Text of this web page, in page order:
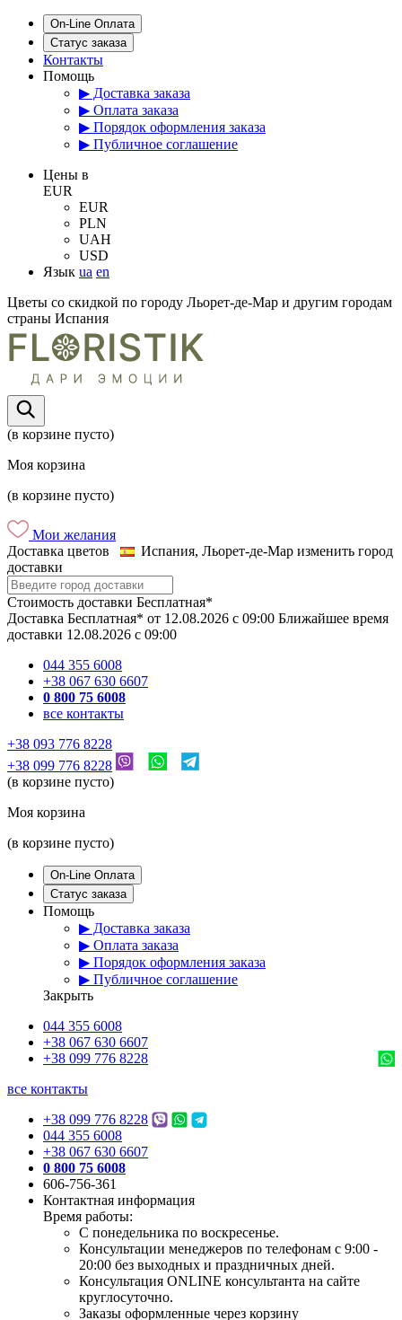
On-Line Оплата
Статус заказа
Контакты
Помощь
▶ Доставка заказа
▶ Оплата заказа
▶ Порядок оформления заказа
▶ Публичное соглашение
Цены в
EUR
EUR
PLN
UAH
USD
Язык ua en
Цветы со скидкой по городу Льорет-де-Мар и другим городам
страны Испания
(в корзине пусто)
Моя корзина
(в корзине пусто)
Мои желания
Доставка цветов
Испания, Льорет-де-Мар изменить город
доставки
Стоимость доставки Бесплатная*
Доставка Бесплатная* от 12.08.2026 c 09:00 Ближайшее время
доставки 12.08.2026 c 09:00
044 355 6008
+38 067 630 6607
0 800 75 6008
все контакты
+38 093 776 8228
+38 099 776 8228
(в корзине пусто)
Моя корзина
(в корзине пусто)
On-Line Оплата
Статус заказа
Помощь
▶ Доставка заказа
▶ Оплата заказа
▶ Порядок оформления заказа
▶ Публичное соглашение
Закрыть
044 355 6008
+38 067 630 6607
+38 099 776 8228
все контакты
+38 099 776 8228
044 355 6008
+38 067 630 6607
0 800 75 6008
606-756-361
Контактная информация
Время работы:
С понедельника по воскресенье.
Консультации менеджеров по телефонам с 9:00 -
20:00 без выходных и праздничных дней.
Консультация ONLINE консультанта на сайте
круглосуточно.
Заказы оформленные через корзину